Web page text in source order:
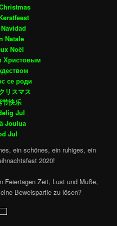
Natale
Noël
Христовым
се роди
リスマス
节快乐
Jul
Joulua
Jul
ein schönes, ein ruhiges, ein
2020!
Feiertagen Zeit, Lust und Muße,
Beweispartie zu lösen?